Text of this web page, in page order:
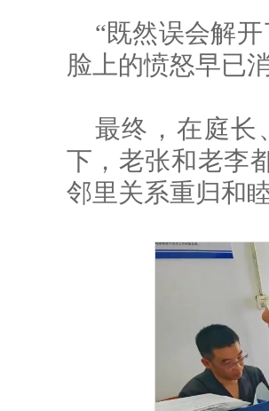
“既然误会解
脸上的愤怒早已
最终，在庭长
下，老张和老李
邻里关系重归和睦